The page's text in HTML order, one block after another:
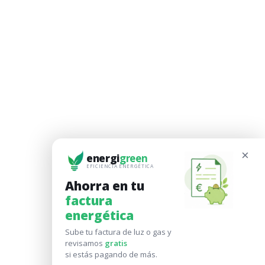
energigreen
EFICIENCIA ENERGÉTICA
Ahorra en tu
factura
energética
Sube tu factura de luz o gas y
revisamos gratis
si estás pagando de más.
×